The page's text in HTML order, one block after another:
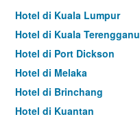
Hotel di Kuala Lumpur
Hotel di Kuala Terengganu
Hotel di Port Dickson
Hotel di Melaka
Hotel di Brinchang
Hotel di Kuantan